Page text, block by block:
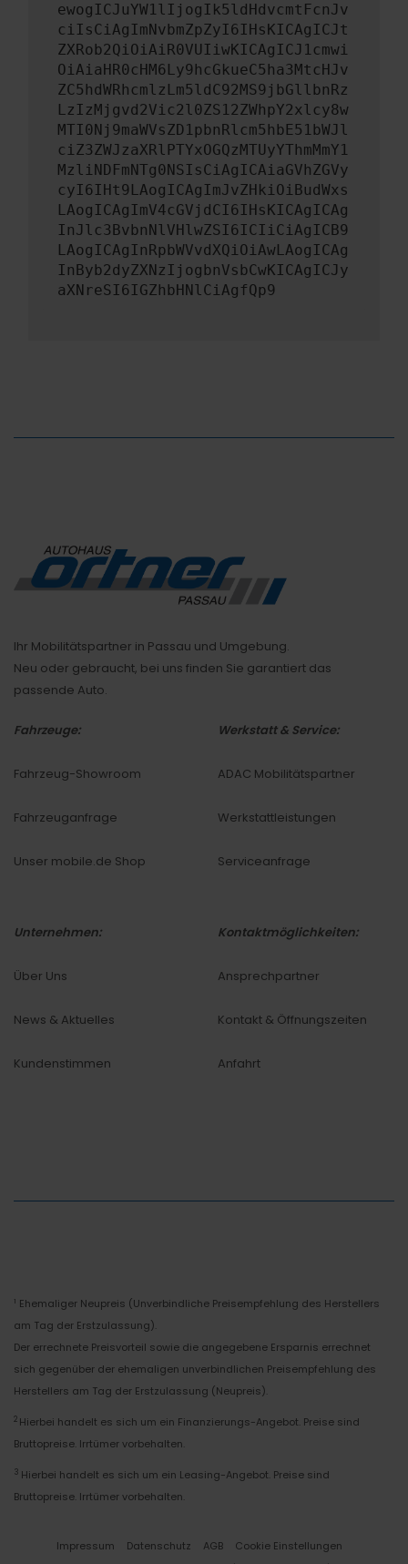
ewogICJuYW1lIjogIk5ldHdvcmtFcnJv
ciIsCiAgImNvbmZpZyI6IHsKICAgICJt
ZXRob2QiOiAiR0VUIiwKICAgICJ1cmwi
OiAiaHR0cHM6Ly9hcGkueC5ha3MtcHJv
ZC5hdWRhcmlzLm5ldC92MS9jbGllbnRz
LzIzMjgvd2Vic2l0ZS12ZWhpY2xlcy8w
MTI0Nj9maWVsZD1pbnRlcm5hbE51bWJl
ciZ3ZWJzaXRlPTYxOGQzMTUyYThmMmY1
MzliNDFmNTg0NSIsCiAgICAiaGVhZGVy
cyI6IHt9LAogICAgImJvZHkiOiBudWxs
LAogICAgImV4cGVjdCI6IHsKICAgICAg
InJlc3BvbnNlVHlwZSI6ICIiCiAgICB9
LAogICAgInRpbWVvdXQiOiAwLAogICAg
InByb2dyZXNzIjogbnVsbCwKICAgICJy
aXNreSI6IGZhbHNlCiAgfQp9
Ihr Mobilitätspartner in Passau und Umgebung.
Neu oder gebraucht, bei uns finden Sie garantiert das
passende Auto.
Fahrzeuge:
Fahrzeug-Showroom
Fahrzeuganfrage
Unser mobile.de Shop
Werkstatt & Service:
ADAC Mobilitätspartner
Werkstattleistungen
Serviceanfrage
Unternehmen:
Über Uns
News & Aktuelles
Kundenstimmen
Kontaktmöglichkeiten:
Ansprechpartner
Kontakt & Öffnungszeiten
Anfahrt
1 Ehemaliger Neupreis (Unverbindliche Preisempfehlung des Herstellers
am Tag der Erstzulassung).
Der errechnete Preisvorteil sowie die angegebene Ersparnis errechnet
sich gegenüber der ehemaligen unverbindlichen Preisempfehlung des
Herstellers am Tag der Erstzulassung (Neupreis).
2 Hierbei handelt es sich um ein Finanzierungs-Angebot. Preise sind
Bruttopreise. Irrtümer vorbehalten.
3 Hierbei handelt es sich um ein Leasing-Angebot. Preise sind
Bruttopreise. Irrtümer vorbehalten.
Impressum Datenschutz AGB
Cookie Einstellungen